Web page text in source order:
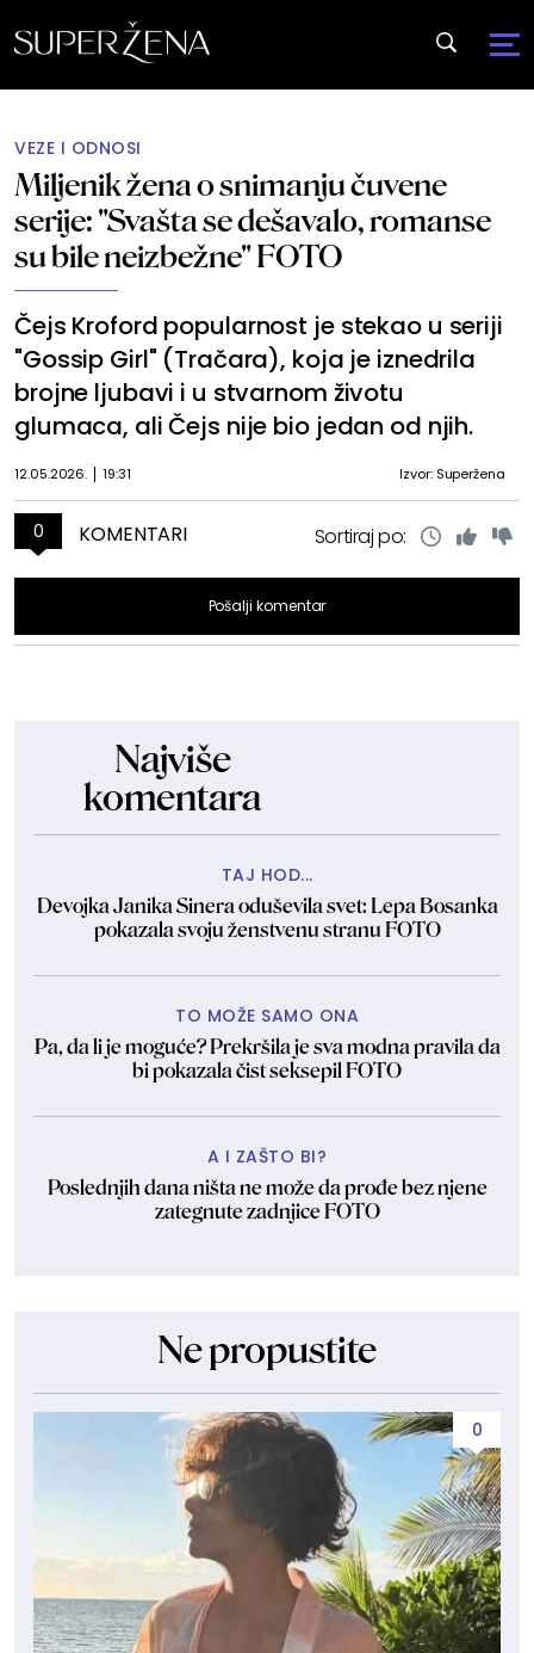
VEZE I ODNOSI
Miljenik žena o snimanju čuvene
serije: "Svašta se dešavalo, romanse
su bile neizbežne" FOTO
Čejs Kroford popularnost je stekao u seriji
"Gossip Girl" (Tračara), koja je iznedrila
brojne ljubavi i u stvarnom životu
glumaca, ali Čejs nije bio jedan od njih.
12.05.2026. 19:31 Izvor: Superžena
0 KOMENTARI Sortiraj po:
Pošalji komentar
Najviše
komentara
TAJ HOD...
Devojka Janika Sinera oduševila svet: Lepa Bosanka
pokazala svoju ženstvenu stranu FOTO
TO MOŽE SAMO ONA
Pa, da li je moguće? Prekršila je sva modna pravila da
bi pokazala čist seksepil FOTO
A I ZAŠTO BI?
Poslednjih dana ništa ne može da prođe bez njene
zategnute zadnjice FOTO
Ne propustite
0